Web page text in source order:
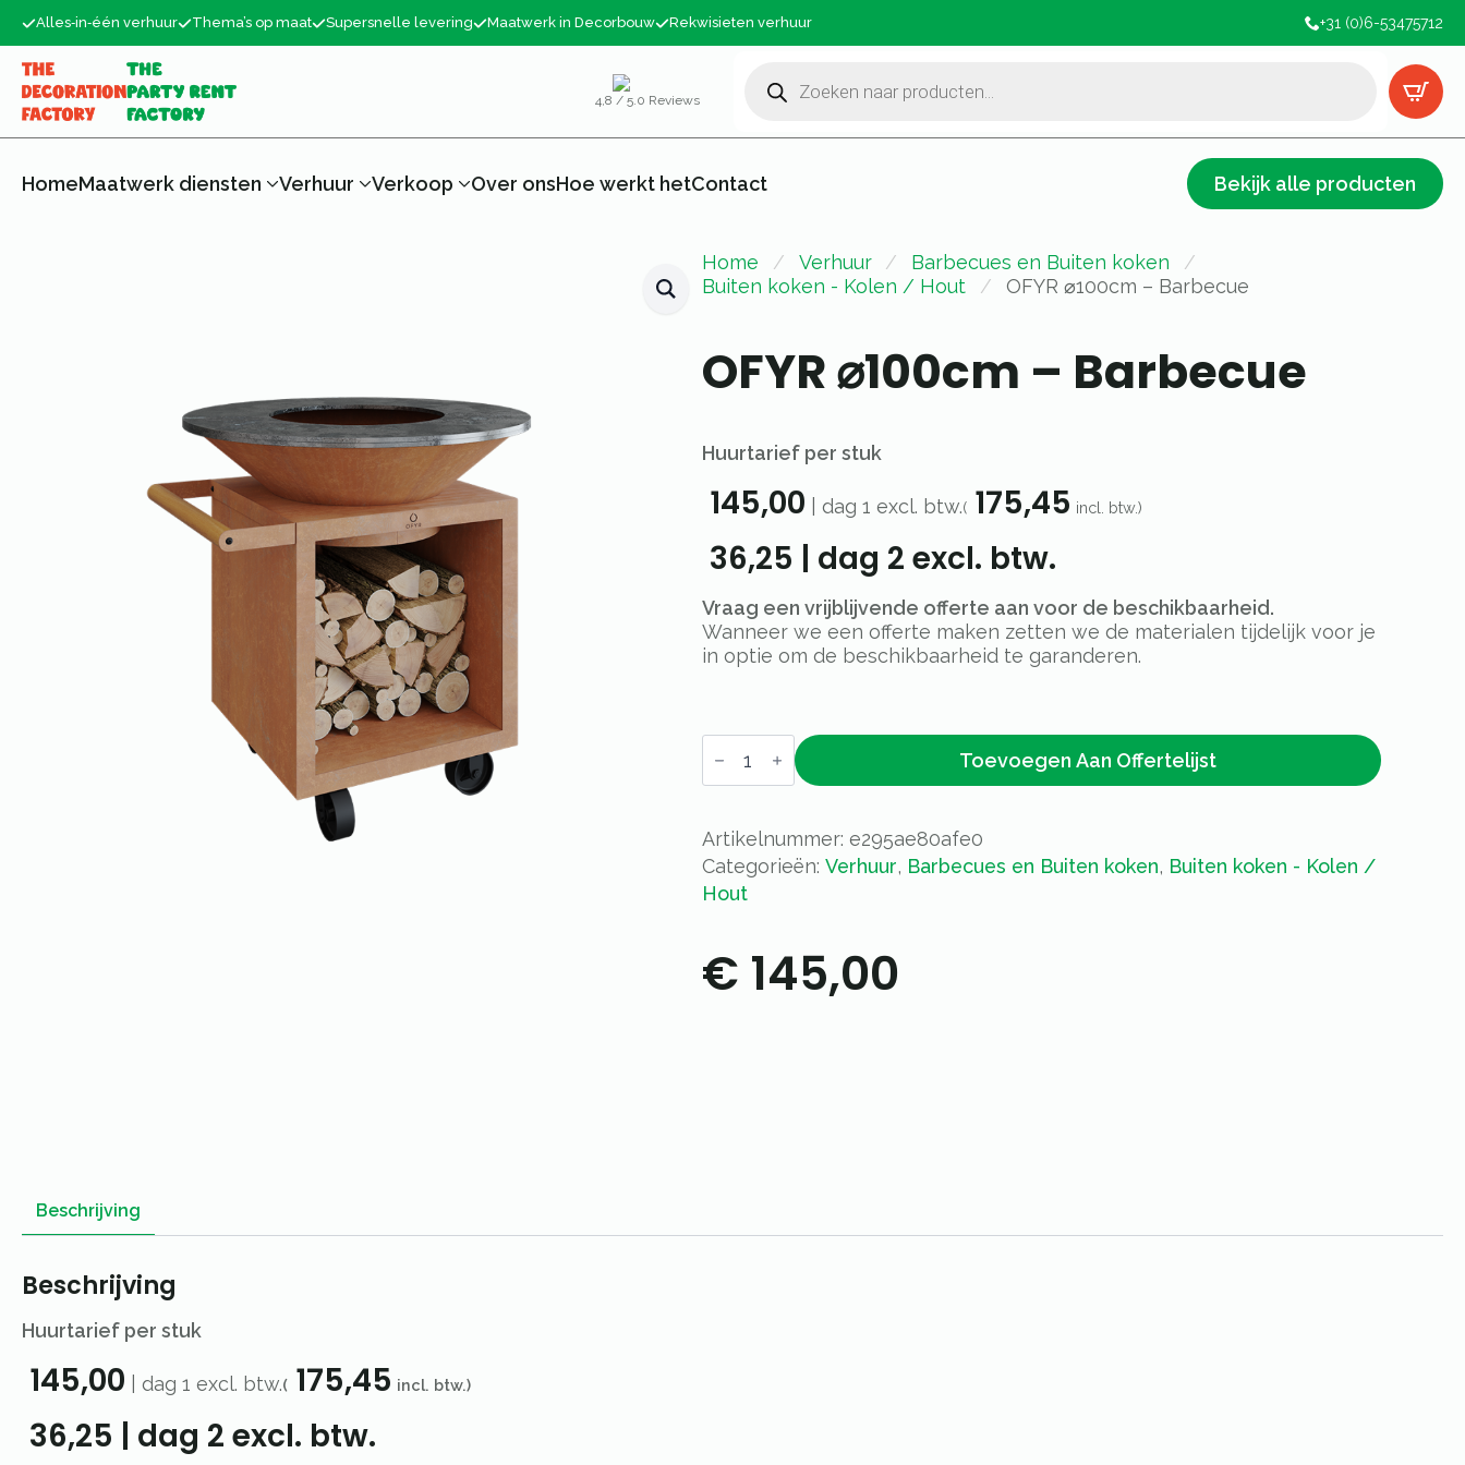
Alles‑in‑één verhuur Thema’s op maat Supersnelle levering Maatwerk in Decorbouw Rekwisieten verhuur +31 (0)6-53475712
4,8 / 5.0 Reviews
zoeken
HomeMaatwerk diensten Verhuur Verkoop Over onsHoe werkt hetContact Bekijk alle producten
Home Verhuur
Barbecues en Buiten koken
Buiten koken - Kolen / Hout
OFYR ⌀100cm – Barbecue
OFYR ⌀100cm – Barbecue
Huurtarief per stuk
145,00 dag 1 excl. btw.(175,45 incl. btw.)
36,25 dag 2 excl. btw.
Vraag een vrijblijvende offerte aan voor de beschikbaarheid.
Wanneer we een offerte maken zetten we de materialen tijdelijk voor je
in optie om de beschikbaarheid te garanderen.
OFYR
⌀100cm
-
Toevoegen Aan Offertelijst
Artikelnummer: e295ae80afe0
Categorieën: Verhuur, Barbecues en Buiten koken, Buiten koken - Kolen /
Hout
€ 145,00
Beschrijving
Beschrijving
Huurtarief per stuk
145,00 dag 1 excl. btw.( 175,45 incl. btw.)
36,25 | dag 2 excl. btw.